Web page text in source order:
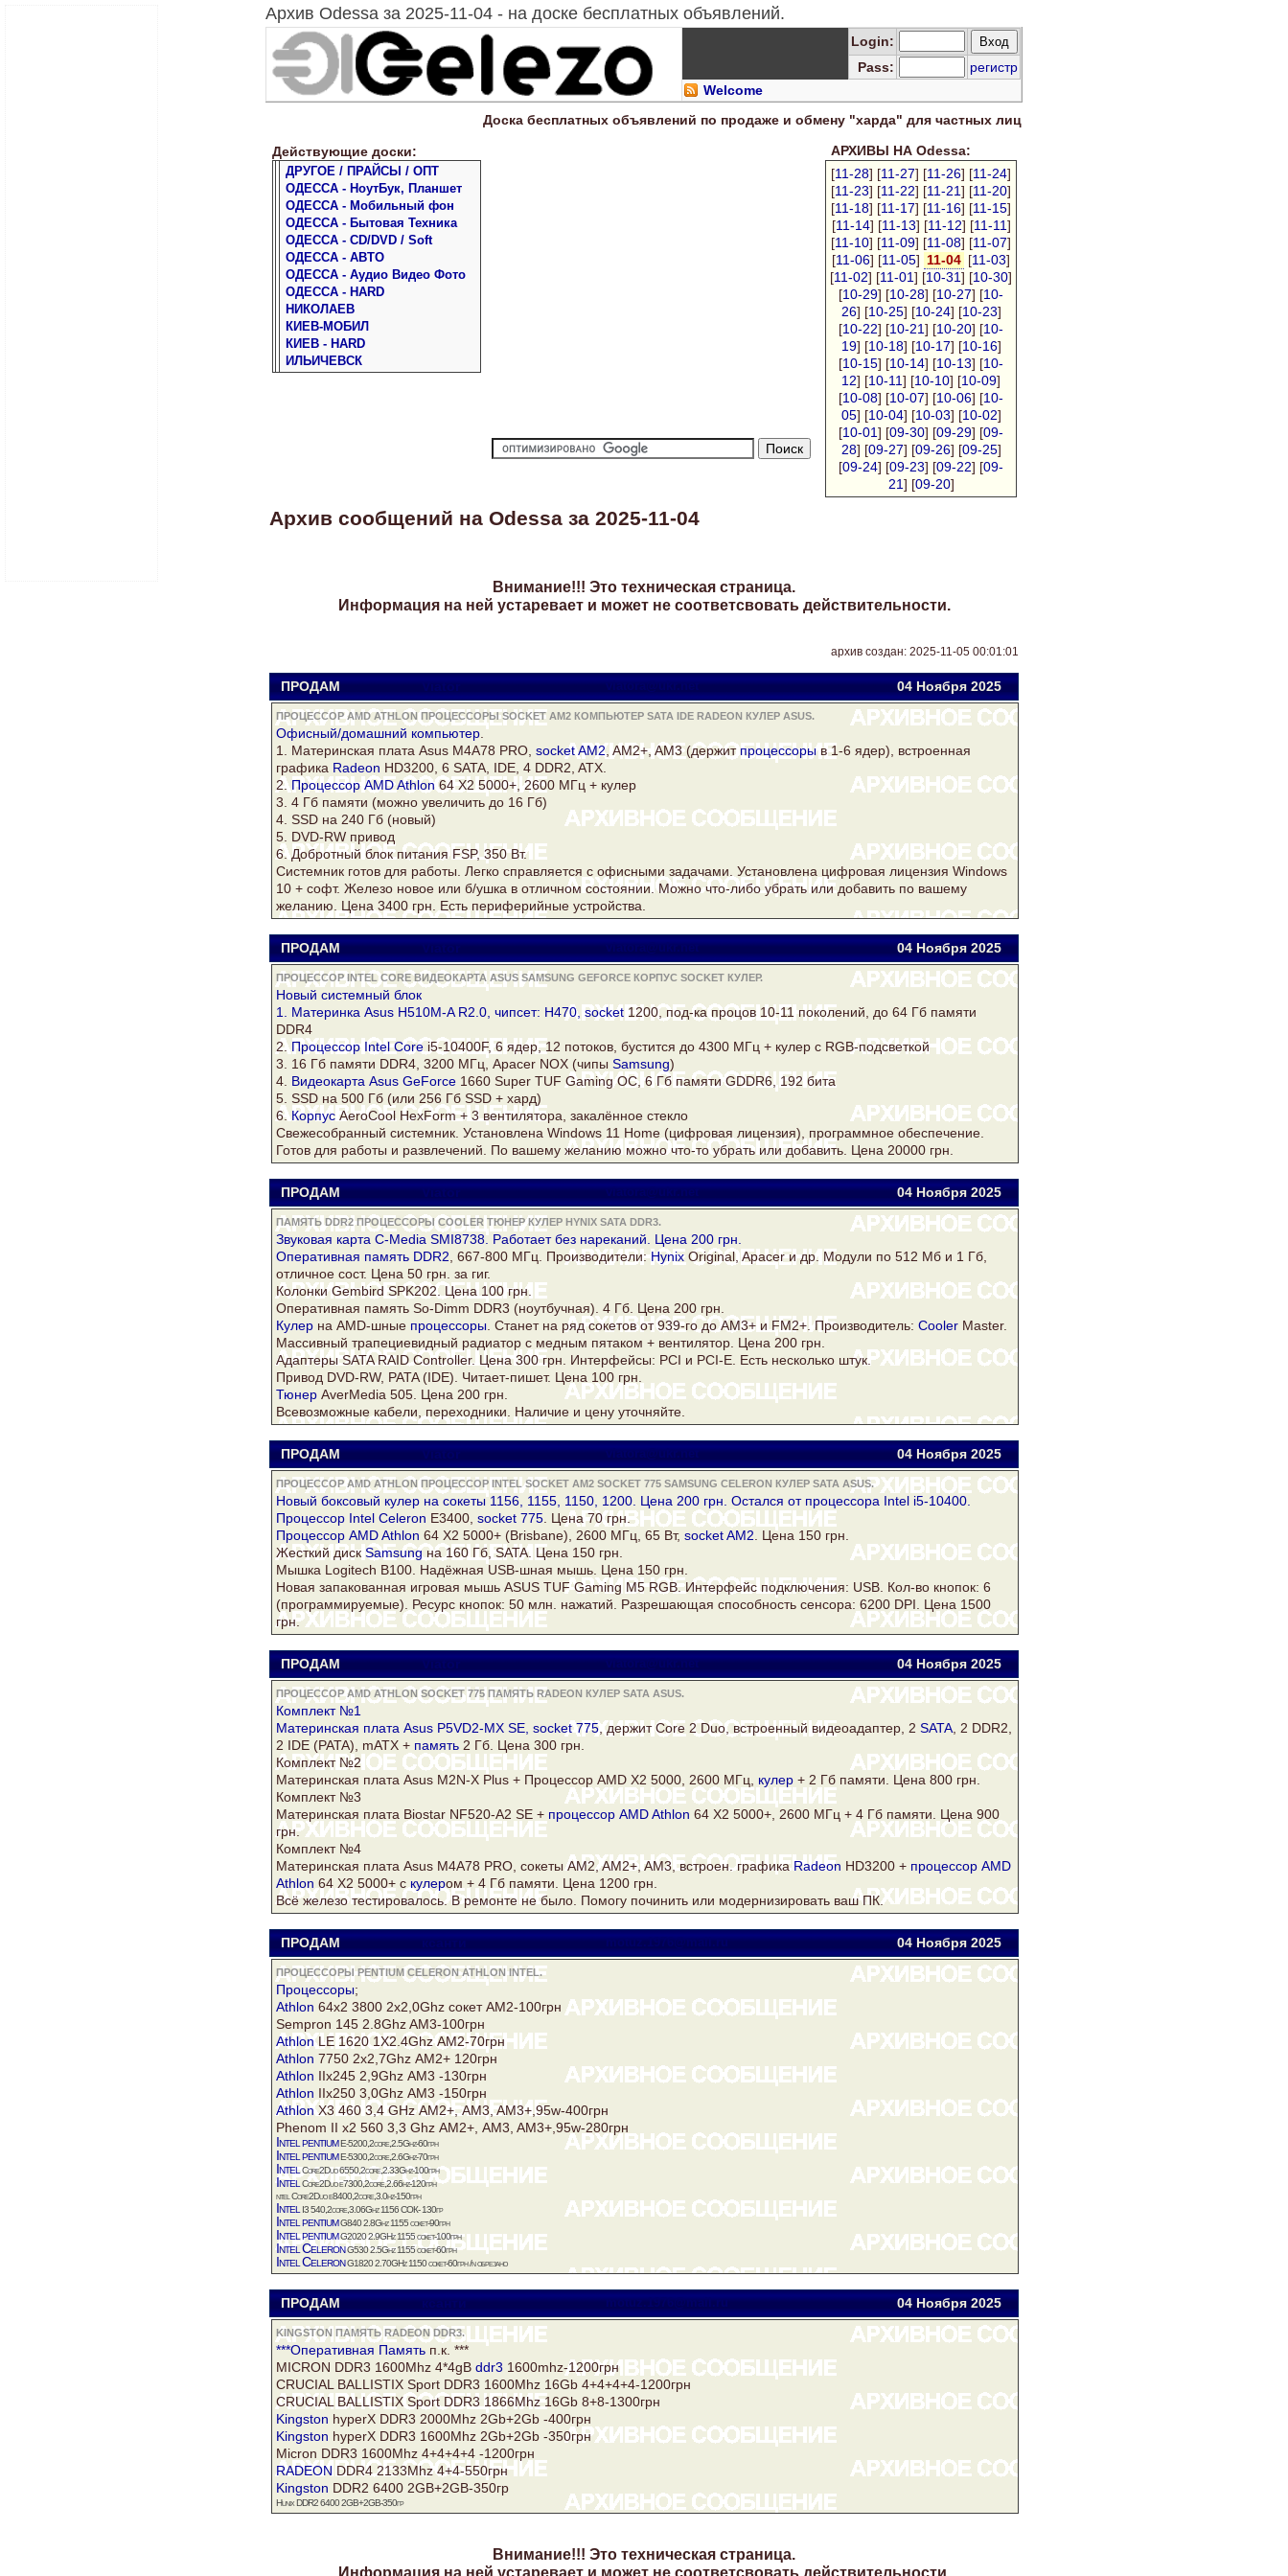
Архив Odessa за 2025-11-04 - на доске бесплатных объявлений.
Login:
Pass:
регистр
Welcome
Доска бесплатных объявлений по продаже и обмену "харда" для частных лиц
Действующие доски:
ДРУГОЕ / ПРАЙСЫ / ОПТ
ОДЕССА - НоутБук, Планшет
ОДЕССА - Мобильный фон
ОДЕССА - Бытовая Техника
ОДЕССА - CD/DVD / Soft
ОДЕССА - АВТО
ОДЕССА - Аудио Видео Фото
ОДЕССА - HARD
НИКОЛАЕВ
КИЕВ-МОБИЛ
КИЕВ - HARD
ИЛЬИЧЕВСК
АРХИВЫ НА Odessa:
[11-28] [11-27] [11-26] [11-24]
[11-23] [11-22] [11-21] [11-20]
[11-18] [11-17] [11-16] [11-15]
[11-14] [11-13] [11-12] [11-11]
[11-10] [11-09] [11-08] [11-07]
[11-06] [11-05] 11-04 [11-03]
[11-02] [11-01] [10-31] [10-30]
[10-29] [10-28] [10-27] [10-
26] [10-25] [10-24] [10-23]
[10-22] [10-21] [10-20] [10-
19] [10-18] [10-17] [10-16]
[10-15] [10-14] [10-13] [10-
12] [10-11] [10-10] [10-09]
[10-08] [10-07] [10-06] [10-
05] [10-04] [10-03] [10-02]
[10-01] [09-30] [09-29] [09-
28] [09-27] [09-26] [09-25]
[09-24] [09-23] [09-22] [09-
21] [09-20]
Архив сообщений на Odessa за 2025-11-04
Внимание!!! Это техническая страница.
Информация на ней устаревает и может не соответсвовать действительности.
архив создан: 2025-11-05 00:01:01
ПРОДАМ Viator viatora@ukr.net 04 Ноября2025
ПРОЦЕССОР AMD ATHLON ПРОЦЕССОРЫ SOCKET AM2 КОМПЬЮТЕР SATA IDE RADEON КУЛЕР ASUS.
Офисный/домашний компьютер
1. Материнская плата Asus M4A78 PRO, socket AM2, AM2+, AM3 (держитпроцессорыв 1-6 ядер), встроенная
графика Radeon HD3200, 6 SATA, IDE, 4 DDR2, ATX.
2.Процессор AMD Athlon64 Х2 5000+, 2600 МГц + кулер
3. 4 Гб памяти (можно увеличить до 16 Гб)
4. SSD на 240 Гб (новый)
5. DVD-RW привод
6. Добротный блок питания FSP, 350 Вт.
Системник готов для работы. Легко справляется с офисными задачами. Установлена цифровая лицензия Windows
10 + софт. Железо новое или б/ушка в отличном состоянии. Можно что-либо убрать или добавить по вашему
желанию. Цена 3400 грн. Есть периферийные устройства.
ПРОДАМ Viator viatora@ukr.net 04 Ноября2025
ПРОЦЕССОР INTEL CORE ВИДЕОКАРТА ASUS SAMSUNG GEFORCE КОРПУС SOCKET КУЛЕР.
Новый системный блок
1. Материнка Asus H510M-A R2.0, чипсет: H470, socket 1200, под-ка процов 10-11 поколений, до 64 Гб памяти
DDR4
2.Процессор Intel Core i5-10400F, 6 ядер, 12 потоков, бустится до 4300 МГц + кулер c RGB-подсветкой
3. 16 Гб памяти DDR4, 3200 МГц, Apacer NOX (чипы Samsung)
4. Видеокарта Asus GeForce 1660 Super TUF Gaming OC, 6 Гб памяти GDDR6, 192 бита
5. SSD на 500 Гб (или 256 Гб SSD + хард)
6.Корпус AeroCool HexForm + 3 вентилятора, закалённое стекло
Свежесобранный системник. Установлена Windows 11 Home (цифровая лицензия), программное обеспечение.
Готов для работы и развлечений. По вашему желанию можно что-то убрать или добавить. Цена 20000 грн.
ПРОДАМ Viator viatora@ukr.net 04 Ноября2025
ПАМЯТЬ DDR2 ПРОЦЕССОРЫ COOLER ТЮНЕР КУЛЕР HYNIX SATA DDR3.
Звуковая карта C-Media SMI8738. Работает без нареканий. Цена 200 грн.
Оперативная память DDR2 , 667-800 МГц. Производители:HynixOriginal, Apacer и др. Модули по 512 Мб и 1 Гб,
отличное сост. Цена 50 грн. за гиг.
Колонки Gembird SPK202. Цена 100 грн.
Оперативная память So-Dimm DDR3 (ноутбучная). 4 Гб. Цена 200 грн.
Кулер на AMD-шные процессоры . Станет на ряд сокетов от 939-го до AM3+ и FM2+. Производитель: Cooler Master.
Массивный трапециевидный радиатор с медным пятаком + вентилятор. Цена 200 грн.
АдаптерыSATARAID Controller. Цена 300 грн. Интерфейсы: PCI и PCI-E. Есть несколько штук.
Привод DVD-RW, PATA (IDE). Читает-пишет. Цена 100 грн.
Тюнер AverMedia 505. Цена 200 грн.
Всевозможные кабели, переходники. Наличие и цену уточняйте.
ПРОДАМ Viator viatora@ukr.net 04 Ноября2025
ПРОЦЕССОР AMD ATHLON ПРОЦЕССОР INTEL SOCKET AM2 SOCKET 775 SAMSUNG CELERON КУЛЕР SATA ASUS.
Новый боксовый кулер на сокеты 1156, 1155, 1150, 1200. Цена 200 грн. Остался от процессора Intel i5-10400.
Процессор Intel Celeron E3400, socket 775 . Цена 70 грн.
Процессор AMD Athlon 64 Х2 5000+ (Brisbane), 2600 МГц, 65 Вт, socket AM2 . Цена 150 грн.
Жесткий диск Samsungна 160 Гб,SATA. Цена 150 грн.
Мышка Logitech B100. Надёжная USB-шная мышь. Цена 150 грн.
Новая запакованная игровая мышь ASUS TUF Gaming M5 RGB. Интерфейс подключения: USB. Кол-во кнопок: 6
(программируемые). Ресурс кнопок: 50 млн. нажатий. Разрешающая способность сенсора: 6200 DPI. Цена 1500
грн.
ПРОДАМ Viator viatora@ukr.net 04 Ноября2025
ПРОЦЕССОР AMD ATHLON SOCKET 775 ПАМЯТЬ RADEON КУЛЕР SATA ASUS.
Комплект №1
Материнская плата Asus P5VD2-MX SE, socket 775, держит Core 2 Duo, встроенный видеоадаптер, 2 SATA , 2 DDR2,
2 IDE (PATA), mATX + память 2 Гб. Цена 300 грн.
Комплект №2
Материнская плата Asus M2N-X Plus + Процессор AMD X2 5000, 2600 МГц, кулер + 2 Гб памяти. Цена 800 грн.
Комплект №3
Материнская плата Biostar NF520-A2 SE + процессор AMD Athlon 64 Х2 5000+, 2600 МГц + 4 Гб памяти. Цена 900
грн.
Комплект №4
Материнская плата Asus M4A78 PRO, сокеты AM2, AM2+, AM3, встроен. графикаRadeon HD3200 + процессор AMD
Athlon 64 Х2 5000+ с кулером + 4 Гб памяти. Цена 1200 грн.
Всё железо тестировалось. В ремонте не было. Помогу починить или модернизировать ваш ПК.
ПРОДАМ ксанти motuz.1976@mail.ru 04 Ноября2025
ПРОЦЕССОРЫ PENTIUM CELERON ATHLON INTEL.
Процессоры;
Athlon 64х2 3800 2х2,0Ghz сокет АМ2-100грн
Sempron 145 2.8Ghz AM3-100грн
AthlonLE 1620 1Х2.4Ghz АМ2-70грн
Athlon 7750 2х2,7Ghz АМ2+ 120грн
Athlon IIх245 2,9Ghz АМ3 -130грн
Athlon IIх250 3,0Ghz АМ3 -150грн
AthlonX3 460 3,4 GHz АМ2+, AM3, AM3+,95w-400грн
Phenom II х2 560 3,3 Ghz АМ2+, AM3, AM3+,95w-280грн
Intel pentiumE-5200,2core,2.5Ghz-60грн
Intel pentiumE-5300,2core,2.6Ghz-70грн
IntelCore2Duo 6550,2core,2.33Ghz-100грн
IntelCore2Duo е7300,2core,2.66hz-120грн
ntel Core2Duo е8400,2core,3.0hz-150грн
Intel I3 540,2core,3.06Ghz 1156 СОК- 130гр
Intel pentiumG840 2.8Ghz 1155 сокет-90грн
IntelpentiumG2020 2.9GHz 1155 сокет-100грн
IntelCeleronG530 2.5Ghz 1155 сокет-60грн
Intel CeleronG1820 2.70GHz 1150 сокет-60грн /n обрезано
ПРОДАМ ксанти motuz.1976@mail.ru 04 Ноября2025
KINGSTON ПАМЯТЬ RADEON DDR3.
***Оперативная Память п.к. ***
MICRON DDR3 1600Mhz 4*4gB ddr3 1600mhz-1200грн
CRUCIAL BALLISTIX Sport DDR3 1600Mhz 16Gb 4+4+4+4-1200грн
CRUCIAL BALLISTIX Sport DDR3 1866Mhz 16Gb 8+8-1300грн
Kingston hyperX DDR3 2000Mhz 2Gb+2Gb -400грн
Kingston hyperX DDR3 1600Mhz 2Gb+2Gb -350грн
Micron DDR3 1600Mhz 4+4+4+4 -1200грн
RADEON DDR4 2133Mhz 4+4-550грн
Kingston DDR2 6400 2GB+2GB-350гр
Hunix DDR2 6400 2GB+2GB-350гр
Внимание!!! Это техническая страница.
Информация на ней устаревает и может не соответсвовать действительности.